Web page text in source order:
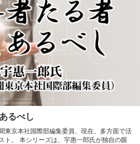
るべし
東京本社国際部編集委員、現在、多方面で活
ト。 本シリーズは、宇惠一郎氏が独自の眼